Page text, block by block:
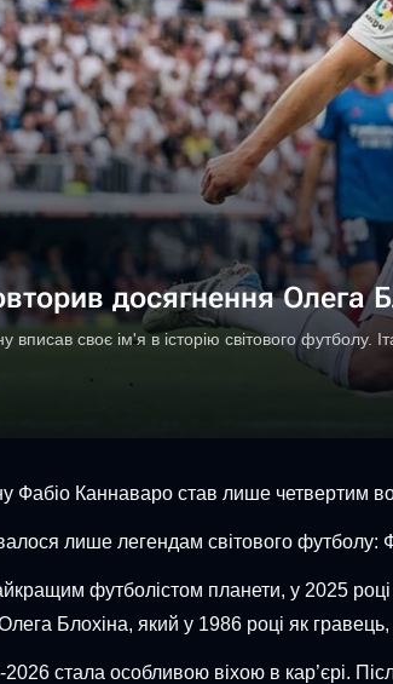
досягнення Олега
вписав своє ім'я в історію світового футболу.
Фабіо Каннаваро став лише четвертим
лише легендам світового
футболістом планети, у 2025
Блохіна, який у 1986 році як
стала особливою віхою в кар’єрі.